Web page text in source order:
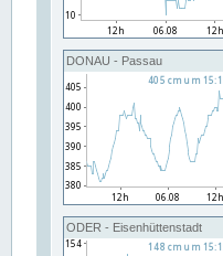
DONAU - Passau
ODER - Eisenhüttenstadt